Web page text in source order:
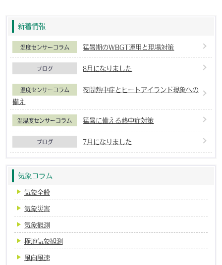
新着情報
温度センサーコラム 猛暑期のWBGT運用と現場対策
ブログ 8月になりました
温度センサーコラム
夜間熱中症とヒートアイランド現象への
備え
温湿度センサーコラム 猛暑に備える熱中症対策
ブログ 7月になりました
気象コラム
気象全般
気象災害
気象観測
極地気象観測
風向風速